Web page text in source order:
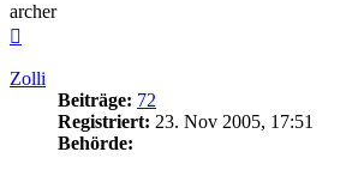
archer
Zolli
Beiträge: 72
Registriert: 23. Nov 2005, 17:51
Behörde: